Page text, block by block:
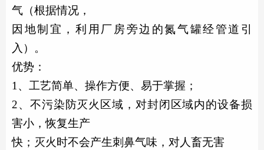
气（根据情况，
因地制宜，利用厂房旁边的氮气罐经管道引
入）。
优势：
1、工艺简单、操作方便、易于掌握；
2、不污染防灭火区域，对封闭区域内的设备损
害小，恢复生产
快；灭火时不会产生刺鼻气味，对人畜无害